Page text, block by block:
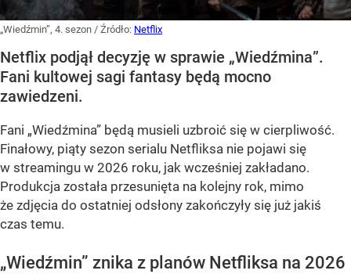
„Wiedźmin”, 4. sezon / Źródło: Netflix
Netflix podjął decyzję w sprawie „Wiedźmina”.
Fani kultowej sagi fantasy będą mocno
zawiedzeni.
Fani „Wiedźmina” będą musieli uzbroić się w cierpliwość.
Finałowy, piąty sezon serialu Netfliksa nie pojawi się
w streamingu w 2026 roku, jak wcześniej zakładano.
Produkcja została przesunięta na kolejny rok, mimo
że zdjęcia do ostatniej odsłony zakończyły się już jakiś
czas temu.
„Wiedźmin” znika z planów Netfliksa na 2026